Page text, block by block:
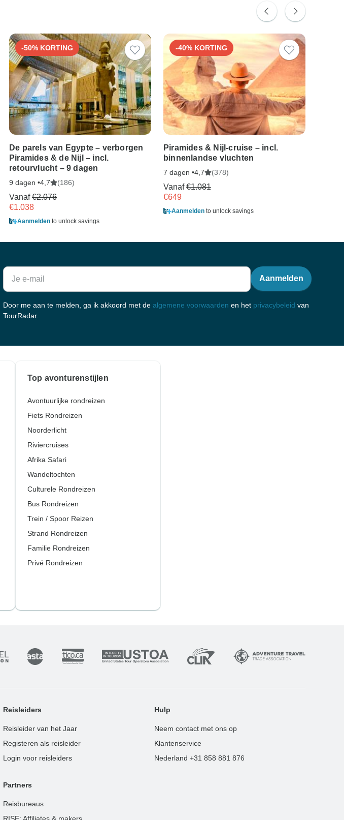
-50% KORTING
De parels van Egypte – verborgen
Piramides & de Nijl – incl.
retourvlucht – 9 dagen
9 dagen •4,7 (186)
Vanaf€2.076
€1.038
Aanmelden to unlock savings
-40% KORTING
Piramides & Nijl-cruise – incl.
binnenlandse vluchten
7 dagen •4,7 (378)
Vanaf€1.081
€649
Aanmelden to unlock savings
Aanmelden
Door me aan te melden, ga ik akkoord met de algemene voorwaarden en het privacybeleid van
TourRadar.
Top avonturenstijlen
Avontuurlijke rondreizen
Fiets Rondreizen
Noorderlicht
Riviercruises
Afrika Safari
Wandeltochten
Culturele Rondreizen
Bus Rondreizen
Trein / Spoor Reizen
Strand Rondreizen
Familie Rondreizen
Privé Rondreizen
Reisleiders
Reisleider van het Jaar
Registeren als reisleider
Login voor reisleiders
Partners
Reisbureaus
RISE: Affiliates & makers
Hulp
Neem contact met ons op
Klantenservice
Nederland +31 858 881 876